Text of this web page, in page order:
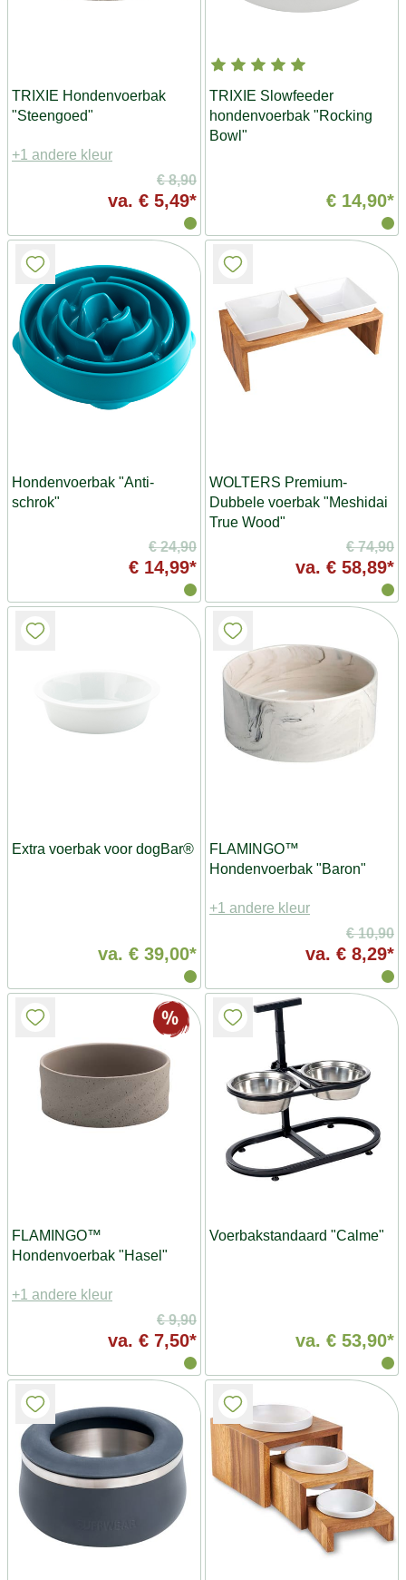
TRIXIE Hondenvoerbak
"Steengoed"
+1 andere kleur
€ 8,90
va. € 5,49*
TRIXIE Slowfeeder
hondenvoerbak "Rocking
Bowl"
€ 14,90*
Hondenvoerbak "Anti-
schrok"
€ 24,90
€ 14,99*
WOLTERS Premium-
Dubbele voerbak "Meshidai
True Wood"
€ 74,90
va. € 58,89*
Extra voerbak voor dogBar®
va. € 39,00*
FLAMINGO™
Hondenvoerbak "Baron"
+1 andere kleur
€ 10,90
va. € 8,29*
FLAMINGO™
Hondenvoerbak "Hasel"
+1 andere kleur
€ 9,90
va. € 7,50*
Voerbakstandaard "Calme"
va. € 53,90*